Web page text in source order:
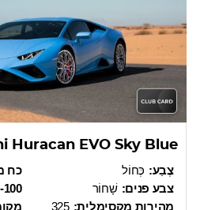
Huracan EVO Sky Blue
כח
0-100
צֶבַע: כְּחוֹל
צבע פנים: שָׁחוֹר
מהירות מקסימלית: 325